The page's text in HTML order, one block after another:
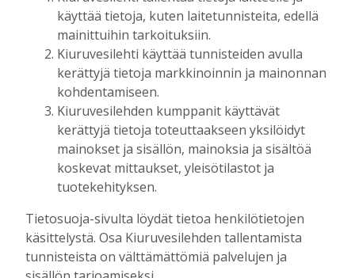
näköislehtien arkiston ja tulevaisuudessa
sähköpostiin lähetettävän uutiskirjeen.
Digitilaukseen kuuluva Kiuruvesi-lehden
näköislehtijulkaistaan tiistai-iltaisin klo 20
osoitteessa kiuruvesilehti.fi/nakoislehti.
Paperilehtitilaussisältää joka viikko
(paitsi vko 52) ilmestyvän paperilehden
julkaisemat erikois- ja liitelehdet.
Jos sinulla on kysymyksiä kansainvälisistä
käyttää tietoja, kuten laitetunnisteita, edellä
mainittuihin tarkoituksiin.
Kiuruvesilehti käyttää tunnisteiden avulla
kerättyjä tietoja markkinoinnin ja mainonnan
kohdentamiseen.
Kiuruvesilehden kumppanit käyttävät
kerättyjä tietoja toteuttaakseen yksilöidyt
mainokset ja sisällön, mainoksia ja sisältöä
koskevat mittaukset, yleisötilastot ja
tuotekehityksen.
Tietosuoja-sivulta löydät tietoa henkilötietojen
käsittelystä. Osa Kiuruvesilehden tallentamista
tunnisteista on välttämättömiä palvelujen ja